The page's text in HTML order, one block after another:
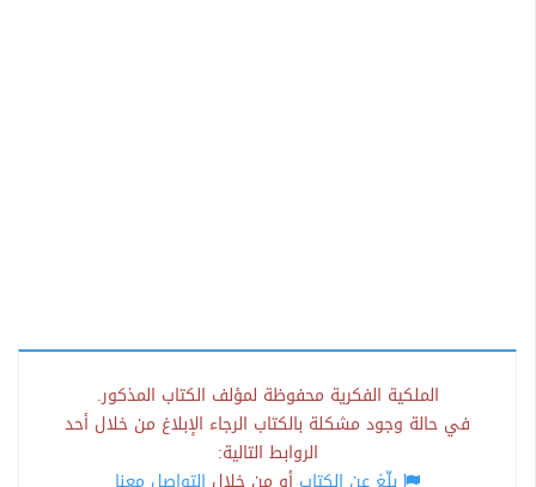
الملكية الفكرية محفوظة لمؤلف الكتاب المذكور.
في حالة وجود مشكلة بالكتاب الرجاء الإبلاغ من خلال أحد
الروابط التالية: